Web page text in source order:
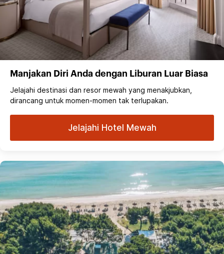
Manjakan Diri Anda dengan Liburan Luar Biasa
Jelajahi destinasi dan resor mewah yang menakjubkan,
dirancang untuk momen-momen tak terlupakan.
Jelajahi Hotel Mewah